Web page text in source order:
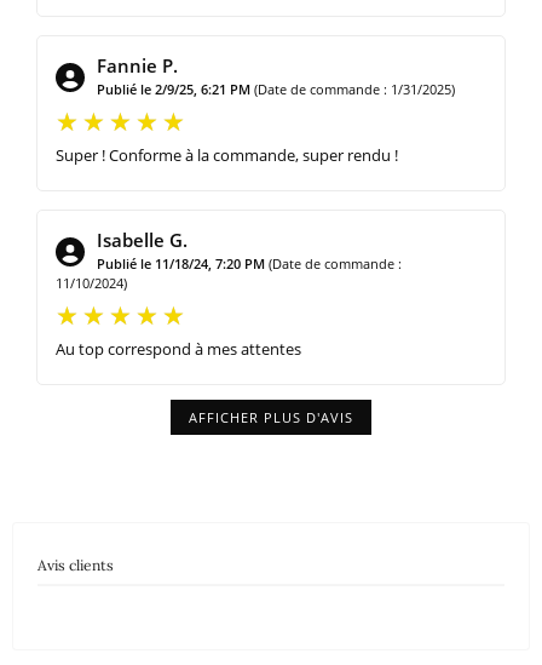
Fannie P.
Publié le 2/9/25, 6:21 PM (Date de commande : 1/31/2025)
Super ! Conforme à la commande, super rendu !
Isabelle G.
Publié le 11/18/24, 7:20 PM (Date de commande :
11/10/2024)
Au top correspond à mes attentes
AFFICHER PLUS D'AVIS
Avis clients